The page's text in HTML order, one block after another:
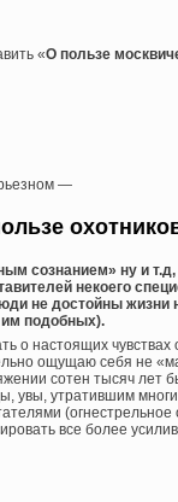
«О пользе
—
сознанием» ну и
некоего
не достойны жизни
им подобных).
о настоящих
ощущаю себя не
сотен тысяч лет
увы, утратившим
(огнестрельное
все более